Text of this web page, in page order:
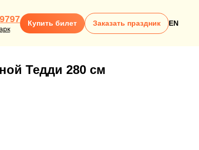
Купить билет Заказать праздник EN
Тедди 280 см